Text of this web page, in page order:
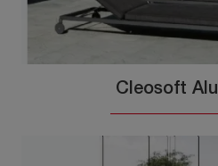
Cleosoft